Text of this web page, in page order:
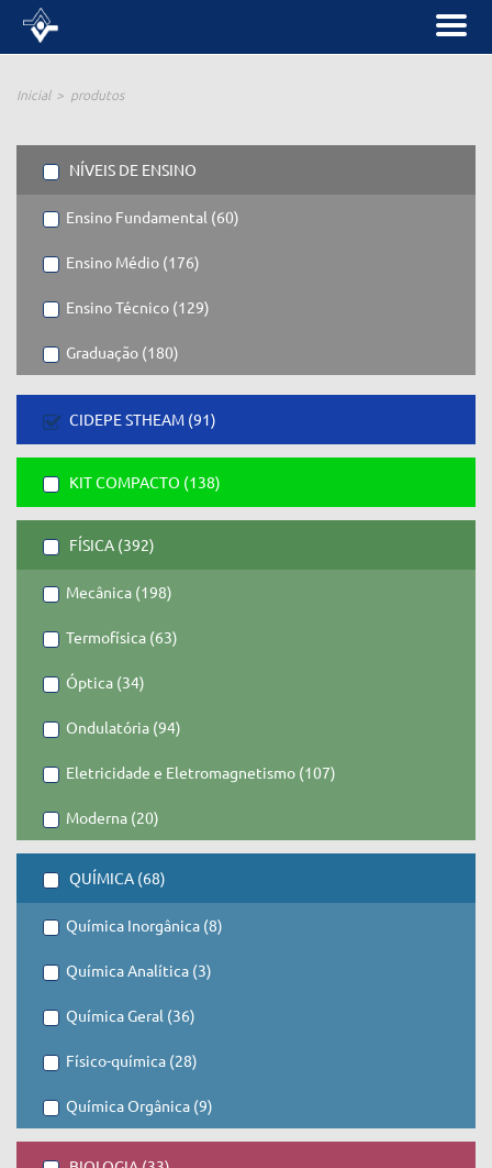
Inicial produtos
NÍVEIS DE ENSINO
Ensino Fundamental (60)
Ensino Médio (176)
Ensino Técnico (129)
Graduação (180)
CIDEPE STHEAM (91)
KIT COMPACTO (138)
FÍSICA (392)
Mecânica (198)
Termofísica (63)
Óptica (34)
Ondulatória (94)
Eletricidade e Eletromagnetismo (107)
Moderna (20)
QUÍMICA (68)
Química Inorgânica (8)
Química Analítica (3)
Química Geral (36)
Físico-química (28)
Química Orgânica (9)